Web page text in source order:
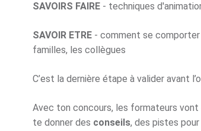
SAVOIRS FAIRE- techniques
SAVOIR ETRE - comment se
familles, les collègues
C’est la dernière étape à valider avant
Avec ton concours, les formateurs vont
te donner des conseils, des pistes pour